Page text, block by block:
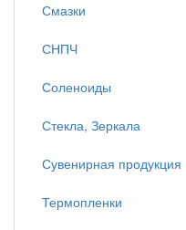
Смазки
СНПЧ
Соленоиды
Стекла, Зеркала
Сувенирная продукция
Термопленки